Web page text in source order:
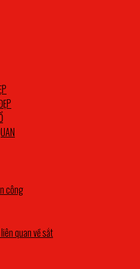
công
quan về sắt